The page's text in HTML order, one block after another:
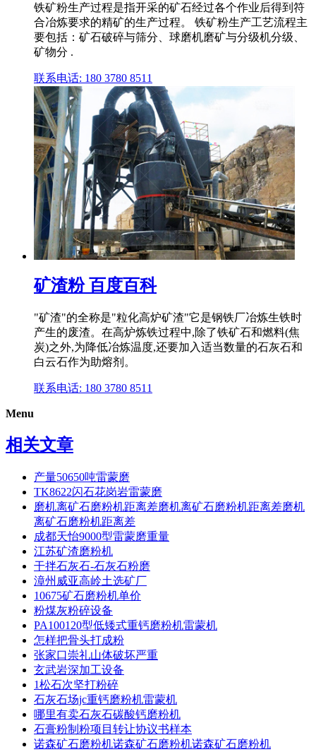
铁矿粉生产过程是指开采的矿石经过各个作业后得到符
合冶炼要求的精矿的生产过程。 铁矿粉生产工艺流程主
要包括：矿石破碎与筛分、球磨机磨矿与分级机分级、
矿物分 .
联系电话: 180 3780 8511
矿渣粉 百度百科
"矿渣"的全称是"粒化高炉矿渣"它是钢铁厂冶炼生铁时
产生的废渣。在高炉炼铁过程中,除了铁矿石和燃料(焦
炭)之外,为降低冶炼温度,还要加入适当数量的石灰石和
白云石作为助熔剂。
联系电话: 180 3780 8511
Menu
相关文章
产量50650吨雷蒙磨
TK8622闪石花岗岩雷蒙磨
磨机离矿石磨粉机距离差磨机离矿石磨粉机距离差磨机
离矿石磨粉机距离差
成都天怡9000型雷蒙磨重量
江苏矿渣磨粉机
干拌石灰石-石灰石粉磨
漳州威亚高岭土选矿厂
10675矿石磨粉机单价
粉煤灰粉碎设备
PA100120型低矮式重钙磨粉机雷蒙机
怎样把骨头打成粉
张家口崇礼山体破坏严重
玄武岩深加工设备
1松石次坚打粉碎
石灰石场jc重钙磨粉机雷蒙机
哪里有卖石灰石碳酸钙磨粉机
石膏粉制粉项目转让协议书样本
诺森矿石磨粉机诺森矿石磨粉机诺森矿石磨粉机